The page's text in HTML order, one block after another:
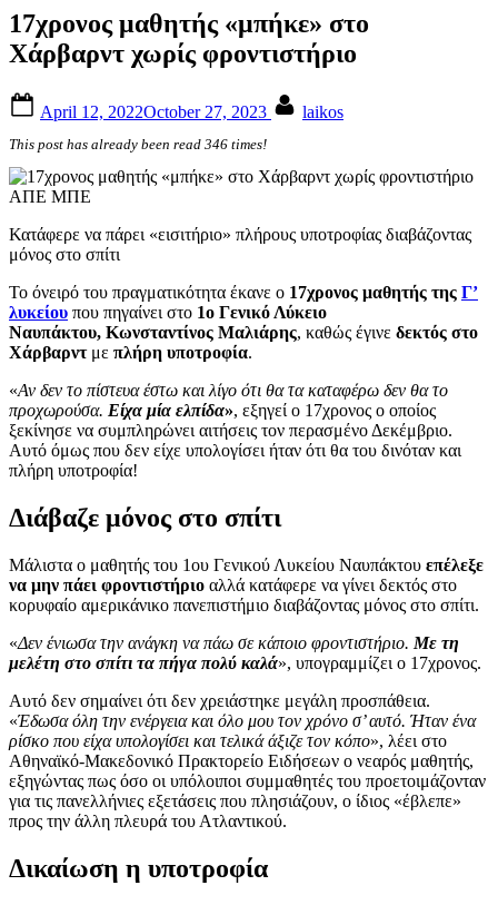
17χρονος μαθητής «μπήκε» στο
Χάρβαρντ χωρίς φροντιστήριο
on
April 12, 2022October 27, 2023 laikos
This post has already been read 346 times!
ΑΠΕ ΜΠΕ
Κατάφερε να πάρει «εισιτήριο» πλήρους υποτροφίας διαβάζοντας
μόνος στο σπίτι
Το όνειρό του πραγματικότητα έκανε ο 17χρονος μαθητής της Γ’
λυκείου που πηγαίνει στο 1ο Γενικό Λύκειο
Ναυπάκτου, Κωνσταντίνος Μαλιάρης, καθώς έγινε δεκτός στο
Χάρβαρντμε πλήρη υποτροφία.
«Αν δεν το πίστευα έστω και λίγο ότι θα τα καταφέρω δεν θα το
προχωρούσα. Είχα μία ελπίδα», εξηγεί ο 17χρονος ο οποίος
ξεκίνησε να συμπληρώνει αιτήσεις τον περασμένο Δεκέμβριο.
Αυτό όμως που δεν είχε υπολογίσει ήταν ότι θα του δινόταν και
πλήρη υποτροφία!
Διάβαζε μόνος στο σπίτι
Μάλιστα ο μαθητής του 1ου Γενικού Λυκείου Ναυπάκτου επέλεξε
να μην πάει φροντιστήριο αλλά κατάφερε να γίνει δεκτός στο
κορυφαίο αμερικάνικο πανεπιστήμιο διαβάζοντας μόνος στο σπίτι.
«Δεν ένιωσα την ανάγκη να πάω σε κάποιο φροντιστήριο. Με τη
μελέτη στο σπίτι τα πήγα πολύ καλά», υπογραμμίζει ο 17χρονος.
Αυτό δεν σημαίνει ότι δεν χρειάστηκε μεγάλη προσπάθεια.
«Έδωσα όλη την ενέργεια και όλο μου τον χρόνο σ’ αυτό. Ήταν ένα
ρίσκο που είχα υπολογίσει και τελικά άξιζε τον κόπο», λέει στο
Αθηναϊκό-Μακεδονικό Πρακτορείο Ειδήσεων ο νεαρός μαθητής,
εξηγώντας πως όσο οι υπόλοιποι συμμαθητές του προετοιμάζονταν
για τις πανελλήνιες εξετάσεις που πλησιάζουν, ο ίδιος «έβλεπε»
προς την άλλη πλευρά του Ατλαντικού.
Δικαίωση η υποτροφία